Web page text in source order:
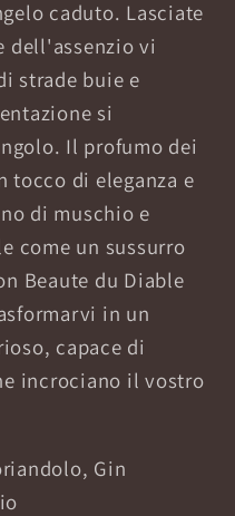
caduto. Lasciate
dell'assenzio vi
strade buie e
si
Il profumo dei
tocco di eleganza e
di muschio e
come un sussurro
Beaute du Diable
in un
capace di
incrociano il vostro
Gin